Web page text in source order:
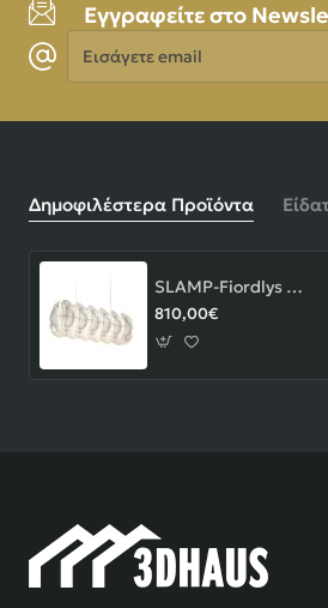
Εγγραφείτε στο
Εισάγετε
email
Δημοφιλέστερα Προϊόντα
SLAMP-Fiordlys Linear Φωτιστικό Κρεμαστό 90x26x33cm White ΚΩΔ.-FRDSXXLWHT01T00LINEU
810,00€